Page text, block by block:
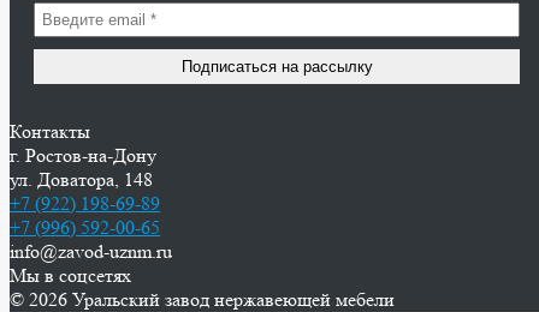
Контакты
г. Ростов-на-Дону
ул. Доватора, 148
+7 (922) 198-69-89
+7 (996) 592-00-65
info@zavod-uznm.ru
Мы в соцсетях
© 2026 Уральский завод нержавеющей мебели